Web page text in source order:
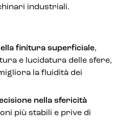
industriali.
finitura superficiale,
e lucidatura delle sfere,
la fluidità dei
nella sfericità
più stabili e prive di